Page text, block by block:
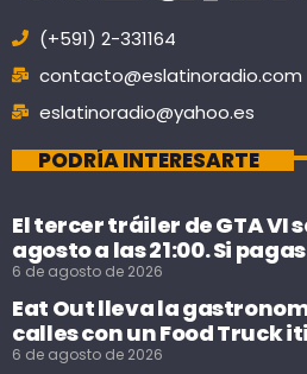
(+591) 2-331164
contacto@eslatinoradio.com
eslatinoradio@yahoo.es
PODRÍA INTERESARTE
El tercer tráiler de GTA VI
agosto a las 21:00. Si pagas
6 de agosto de 2026
Eat Out lleva la
calles con un Food Truck
6 de agosto de 2026